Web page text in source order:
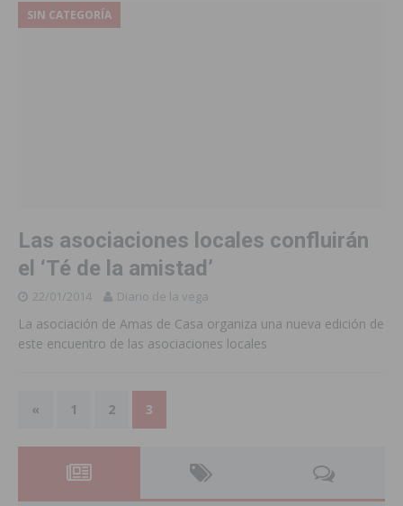
SIN CATEGORÍA
Las asociaciones locales confluirán
el ‘Té de la amistad’
22/01/2014 Diario de la vega
La asociación de Amas de Casa organiza una nueva edición de
este encuentro de las asociaciones locales
« 1 2 3